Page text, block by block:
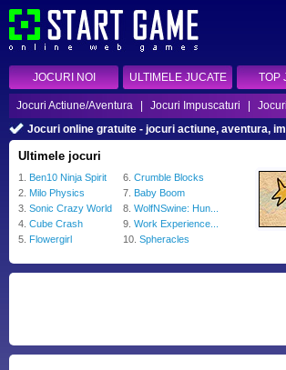
JOCURI NOI ULTIMELE JUCATE TOP
Jocuri Actiune/Aventura Jocuri Impuscaturi
Jocuri online gratuite - jocuri actiune, aventura,
Ultimele jocuri
1. Ben10 Ninja Spirit
2. Milo Physics
3. Sonic Crazy World
4. Cube Crash
5. Flowergirl
6. Crumble Blocks
7. Baby Boom
8. WolfNSwine: Hun...
9. Work Experience...
10. Spheracles